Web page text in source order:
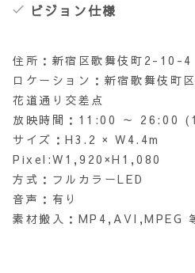
ビジョン仕様
住所：新宿区歌舞伎町2-10-4
ロケーション：新宿歌舞伎町
花道通り交差点
放映時間：11:00 ～ 26:00
サイズ：H3.2 × W4.4m
Pixel:W1,920×H1,080
方式：フルカラーLED
音声：有り
素材搬入：MP4,AVI,MPEG